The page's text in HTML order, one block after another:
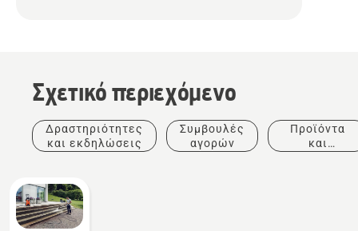
Σχετικό περιεχόμενο
Δραστηριότητες
και εκδηλώσεις
Συμβουλές
αγορών
Προϊόντα
και